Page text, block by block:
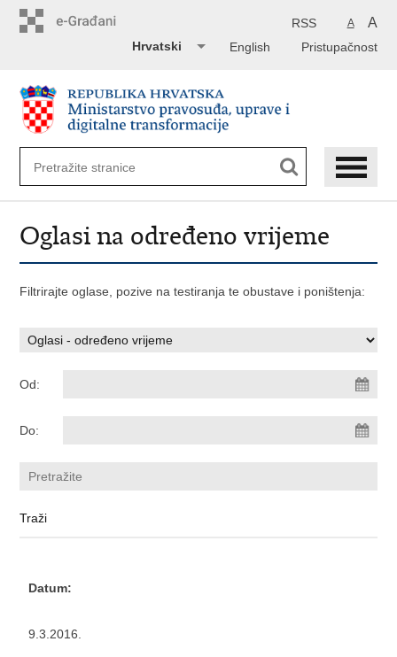
A A
RSS
Pristupačnost
English
Hrvatski
Oglasi na određeno vrijeme
Filtrirajte oglase, pozive na testiranja te obustave i poništenja:
Od:
Do:
Datum:
9.3.2016.